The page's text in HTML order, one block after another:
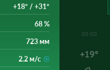
+18° / +31°
68 %
723 мм
2.2 м/с
00:00
+19°